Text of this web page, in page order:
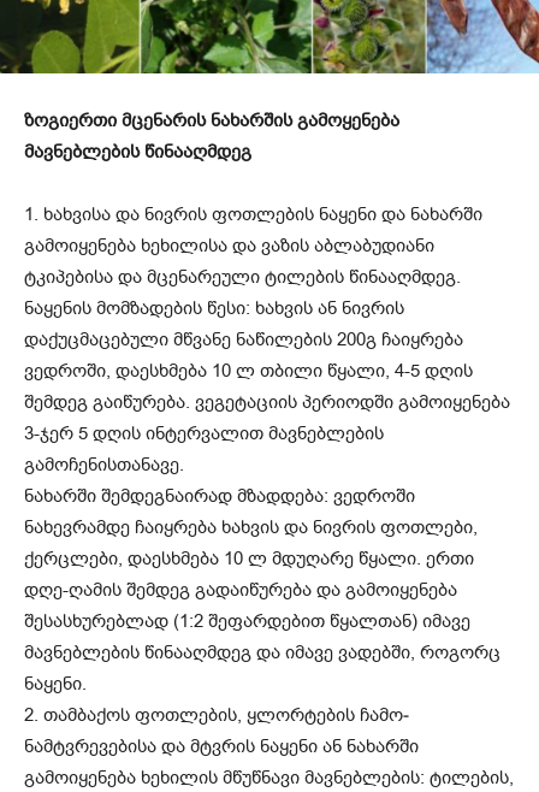
ზოგიერთი მცენარის ნახარშის გამოყენება
მავნებლების წინააღმდეგ
1. ხახვისა და ნივრის ფოთლების ნაყენი და ნახარში
გამოიყენება ხეხილისა და ვაზის აბლაბუდიანი
ტკიპებისა და მცენარეული ტილების წინააღმდეგ.
ნაყენის მომზადების წესი: ხახვის ან ნივრის
დაქუცმაცებული მწვანე ნაწილების 200გ ჩაიყ­რება
ვედროში, დაესხმება 10 ლ თბილი წყალი, 4-5 დღის
შემდეგ გაიწურება. ვეგეტაციის პერიოდში გამოიყენება
3-ჯერ 5 დღის ინტერვალით მავნებლების
გამოჩენისთანავე.
ნახარში შემდეგნაირად მზადდება: ვედროში
ნახევრამდე ჩაიყრება ხახვის და ნივ­რის ფოთლები,
ქერცლები, დაესხმება 10 ლ მდუღარე წყა­ლი. ერთი
დღე-ღამის შემდეგ გადაიწურება და გამოიყენება
შესასხურებლად (1:2 შეფარდებით წყალთან) იმავე
მავნებლების წინააღ­მდეგ და იმავე ვადებში, როგორც
ნაყენი.
2. თამბაქოს ფოთლების, ყლორტების ჩა­მო­
ნამტვრევებისა და მტვრის ნაყენი ან ნახარში
გამოიყენება ხეხილის მწუწნავი მავნებლების: ტილების,